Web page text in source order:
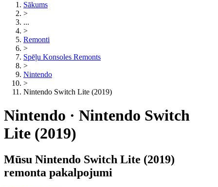
Sākums
>
...
>
Remonti
>
Spēļu Konsoles Remonts
>
Nintendo
>
Nintendo Switch Lite (2019)
Nintendo · Nintendo Switch
Lite (2019)
Mūsu Nintendo Switch Lite (2019)
remonta pakalpojumi